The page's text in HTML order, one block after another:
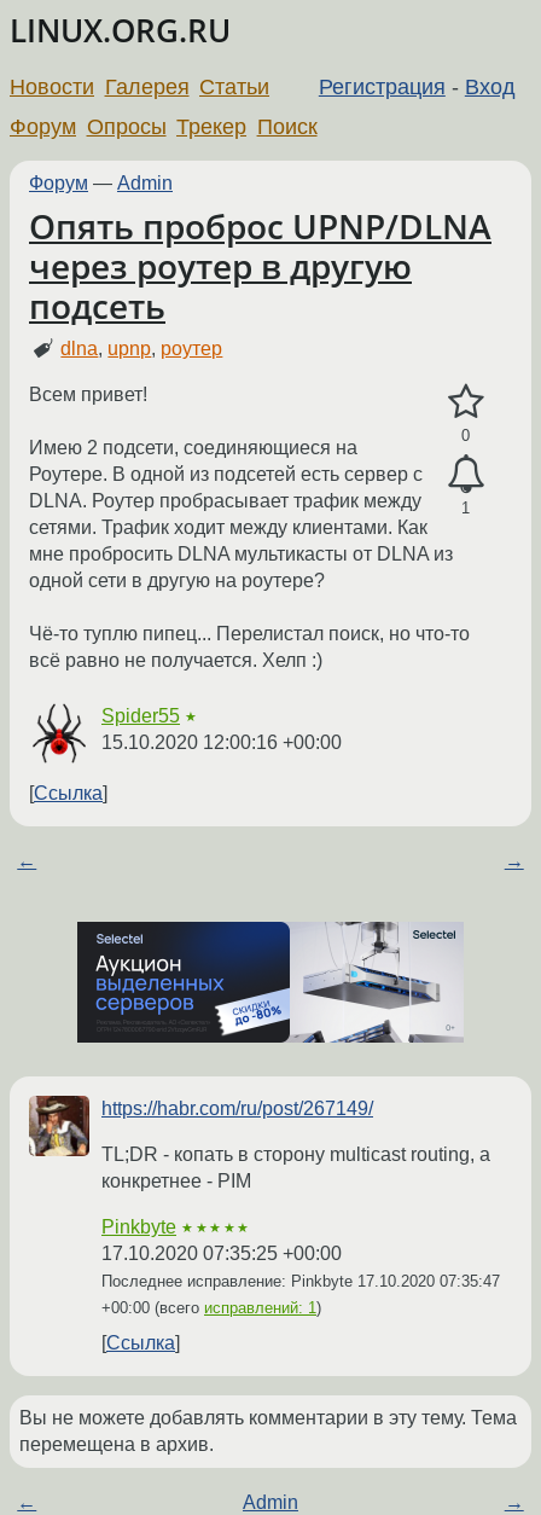
LINUX.ORG.RU
Регистрация - Вход
Новости Галерея Статьи
Форум Опросы Трекер Поиск
Форум — Admin
Опять проброс UPNP/DLNA
через роутер в другую
подсеть
dlna, upnp, роутер
0
1
Всем привет!
Имею 2 подсети, соединяющиеся на
Роутере. В одной из подсетей есть сервер с
DLNA. Роутер пробрасывает трафик между
сетями. Трафик ходит между клиентами. Как
мне пробросить DLNA мультикасты от DLNA из
одной сети в другую на роутере?
Чё-то туплю пипец... Перелистал поиск, но что-то
всё равно не получается. Хелп :)
Spider55 ★
15.10.2020 12:00:16 +00:00
Ссылка
← →
https://habr.com/ru/post/267149/
TL;DR - копать в сторону multicast routing, а
конкретнее - PIM
Pinkbyte ★★★★★
17.10.2020 07:35:25 +00:00
Последнее исправление: Pinkbyte 17.10.2020 07:35:47
+00:00 (всего исправлений: 1)
Ссылка
Вы не можете добавлять комментарии в эту тему. Тема
перемещена в архив.
← Admin →